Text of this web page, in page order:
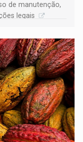
de manutenção,
legais